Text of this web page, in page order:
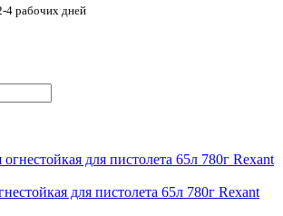
4 рабочих дней
для пистолета 65л 780г Rexant